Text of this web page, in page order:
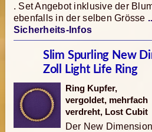
. Set Angebot inklusive der
ebenfalls in der selben Grösse
Sicherheits-Infos
Slim Spurling New
Zoll Light Life Ring
Ring Kupfer,
vergoldet, mehrfach
verdreht, Lost Cubit
Der New Dimension